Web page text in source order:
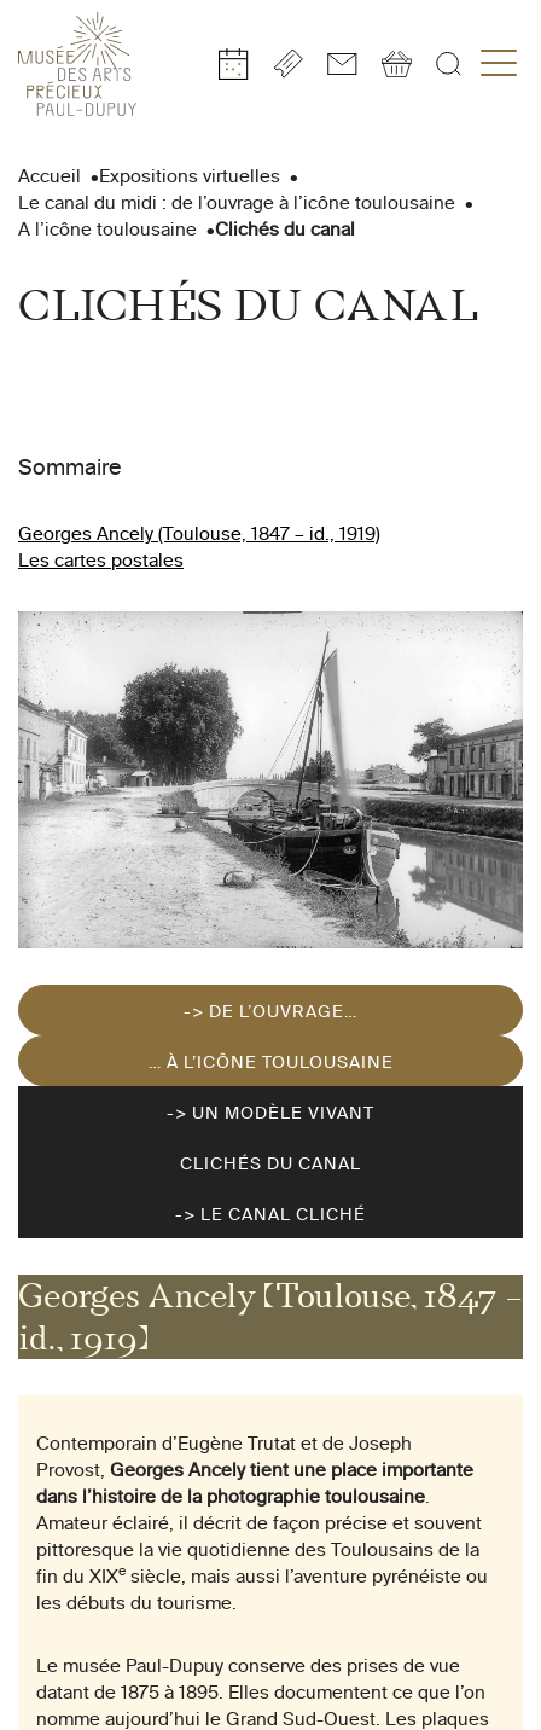
Gestion de vos préférences sur les cookies
au
contenu
principal
à
navigation
la
recherche
pied
Accueil
Expositions virtuelles
Le canal du midi : de l’ouvrage à l’icône toulousaine
A l’icône toulousaine
Clichés du canal
CLICHÉS DU CANAL
Sommaire
Georges Ancely (Toulouse, 1847 – id., 1919)
Les cartes postales
-> DE L’OUVRAGE…
… À L’ICÔNE TOULOUSAINE
-> UN MODÈLE VIVANT
CLICHÉS DU CANAL
-> LE CANAL CLICHÉ
Georges Ancely (Toulouse, 1847 –
id., 1919)
Contemporain d’Eugène Trutat et de Joseph
Provost, Georges Ancely tient une place importante
dans l’histoire de la photographie toulousaine
Amateur éclairé, il décrit de façon précise et souvent
pittoresque la vie quotidienne des Toulousains de la
fin du XIXe siècle, mais aussi l’aventure pyrénéiste ou
les débuts du tourisme.
Le musée Paul-Dupuy conserve des prises de vue
datant de 1875 à 1895. Elles documentent ce que l’on
nomme aujourd’hui le Grand Sud-Ouest. Les plaques